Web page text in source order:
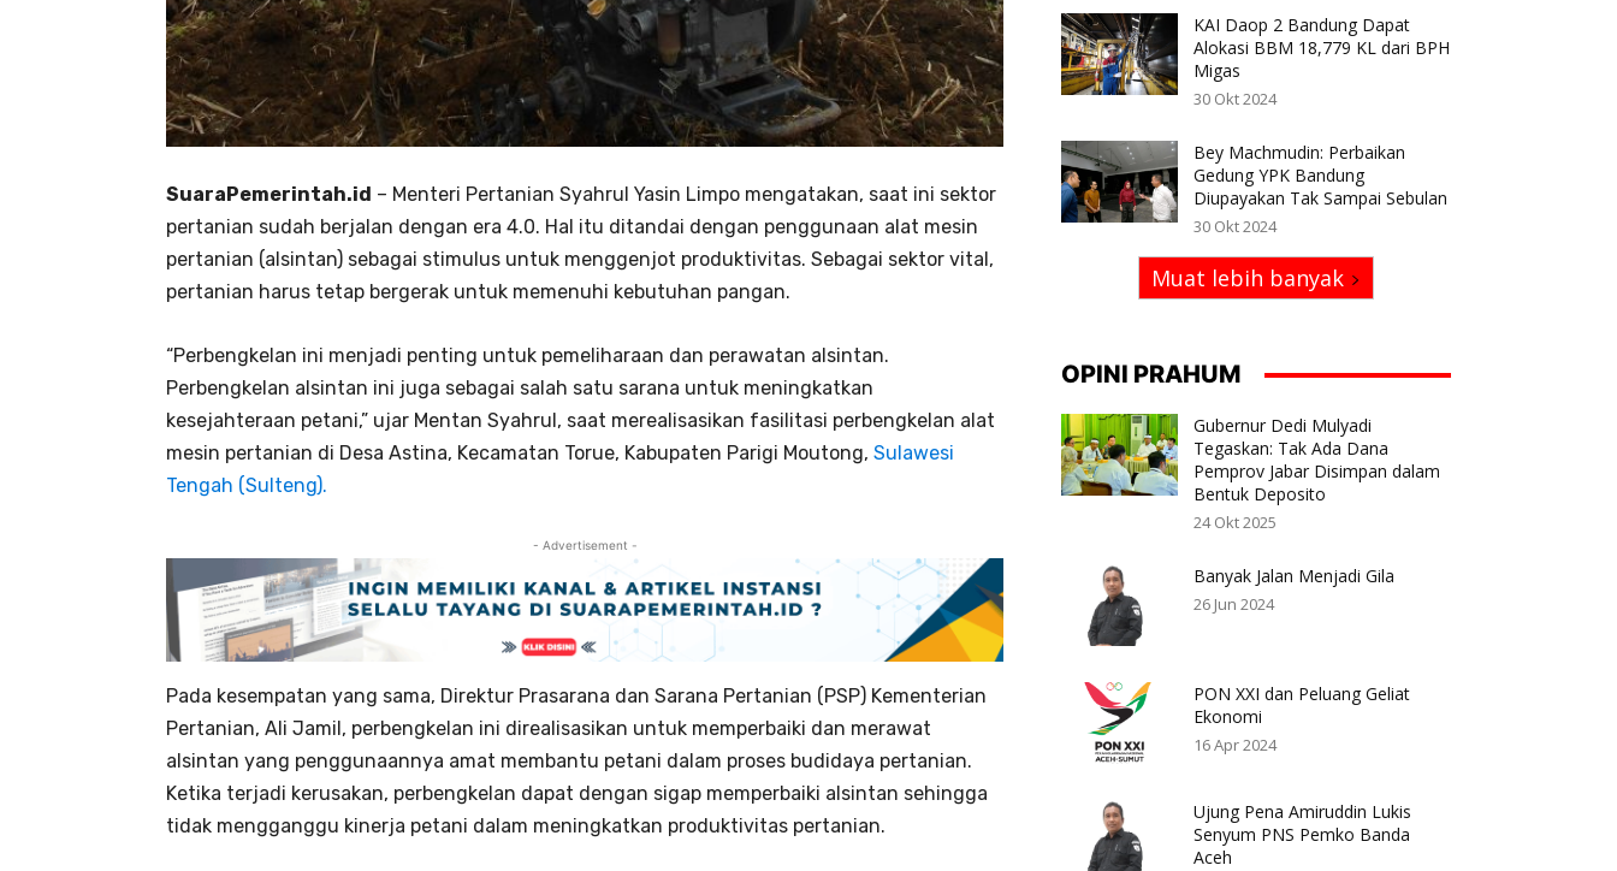
SuaraPemerintah.id – Menteri Pertanian Syahrul Yasin Limpo mengatakan, saat ini sektor
pertanian sudah berjalan dengan era 4.0. Hal itu ditandai dengan penggunaan alat mesin
pertanian (alsintan) sebagai stimulus untuk menggenjot produktivitas. Sebagai sektor vital,
pertanian harus tetap bergerak untuk memenuhi kebutuhan pangan.
“Perbengkelan ini menjadi penting untuk pemeliharaan dan perawatan alsintan.
Perbengkelan alsintan ini juga sebagai salah satu sarana untuk meningkatkan
kesejahteraan petani,” ujar Mentan Syahrul, saat merealisasikan fasilitasi perbengkelan alat
mesin pertanian di Desa Astina, Kecamatan Torue, Kabupaten Parigi Moutong, Sulawesi
Tengah (Sulteng).
- Advertisement -
Pada kesempatan yang sama, Direktur Prasarana dan Sarana Pertanian (PSP) Kementerian
Pertanian, Ali Jamil, perbengkelan ini direalisasikan untuk memperbaiki dan merawat
alsintan yang penggunaannya amat membantu petani dalam proses budidaya pertanian.
Ketika terjadi kerusakan, perbengkelan dapat dengan sigap memperbaiki alsintan sehingga
tidak mengganggu kinerja petani dalam meningkatkan produktivitas pertanian.
KAI Daop 2 Bandung Dapat
Alokasi BBM 18,779 KL dari BPH
Migas
30 Okt 2024
Bey Machmudin: Perbaikan
Gedung YPK Bandung
Diupayakan Tak Sampai Sebulan
30 Okt 2024
Muat lebih banyak
OPINI PRAHUM
Gubernur Dedi Mulyadi
Tegaskan: Tak Ada Dana
Pemprov Jabar Disimpan dalam
Bentuk Deposito
24 Okt 2025
Banyak Jalan Menjadi Gila
26 Jun 2024
PON XXI dan Peluang Geliat
Ekonomi
16 Apr 2024
Ujung Pena Amiruddin Lukis
Senyum PNS Pemko Banda
Aceh